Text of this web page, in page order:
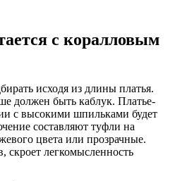
с коралловым
исходя из длины платья.
должен быть каблук. Платье-
с высокими шпильками будет
составляют туфли на
цвета или прозрачные.
скроет легкомысленность